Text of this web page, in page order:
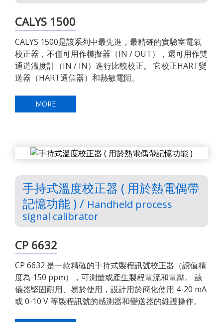
CALYS 1500
CALYS 1500是該系列中最先進，最精確的實驗室電氣
校正器，不僅可用作模擬器（IN / OUT），還可用作雙
通道溫度計（IN / IN）進行比較校正。 它校正HART變
送器（HART通信器）和熱敏電阻。
MORE
手持式溫度校正器 ( 用於熱電偶帶
記憶功能 ) / Handheld process
signal calibrator
CP 6632
CP 6632 是一款精確的手持式製程訊號校正器（讀值精
度為 150 ppm），可測量或產生製程電流和電壓。 該
儀器堅固耐用、易於使用，設計用於簡化使用 4-20 mA
或 0-10 V 等製程訊號的感測器和變送器的維護操作。